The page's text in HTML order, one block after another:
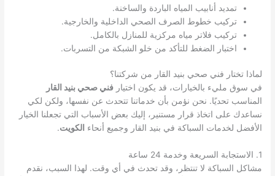
تمديد أنابيب المياه الباردة والساخنة.
تركيب خطوط الصرف الصحي الداخلية والخارجية.
تركيب فلاتر مياه مركزية للمنازل بالكامل.
اختبار الضغط للتأكد من خلو الشبكة من التسربات.
لماذا تختار فني صحي بنيد القار من شركتنا؟
في سوق مليء بالخيارات، قد يكون اختيارفني صحي بنيد القار
المناسب تحديًا. نحن نؤمن بأن خدماتنا تتحدث عن نفسها، ولكن لكي
نساعدك على اتخاذ قرار مستنير، إليك بعض الأسباب التي تجعلنا الخيار
الأفضل لخدمات السباكة في بنيد القار وجميع أنحاء الكويت.
1. الاستجابة السريعة وخدمة 24 ساعة
مشاكل السباكة لا تنتظر، وقد تحدث في أي وقت. لهذا السبب، نقدم